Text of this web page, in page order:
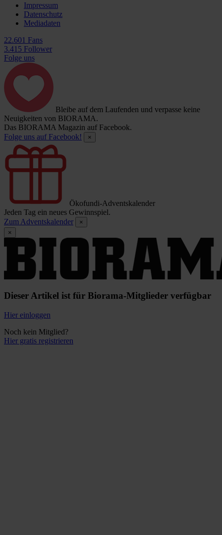
Impressum
Datenschutz
Mediadaten
22.601 Fans
3.415 Follower
Folge uns
Bleibe auf dem Laufenden und verpasse keine
Neuigkeiten von BIORAMA.
Das BIORAMA Magazin auf Facebook.
Folge uns auf Facebook!
×
Ökofundi-Adventskalender
Jeden Tag ein neues Gewinnspiel.
Zum Adventskalender
×
×
Dieser Artikel ist für Biorama-Mitglieder verfügbar
Hier einloggen
Noch kein Mitglied?
Hier gratis registrieren